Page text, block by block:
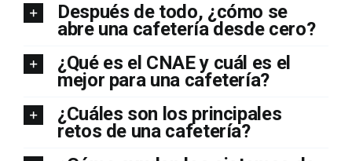
Después de todo, ¿cómo se
abre una cafetería desde cero?
¿Qué es el CNAE y cuál es el
mejor para una cafetería?
¿Cuáles son los principales
retos de una cafetería?